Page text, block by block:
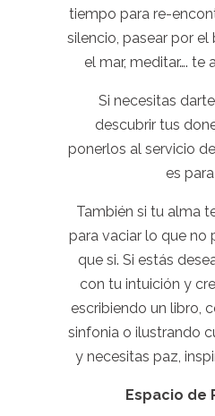
tiempo para re-
silencio, pasear por el
el mar, meditar…. te
Si necesitas
descubrir tus
ponerlos al servicio
es
También si tu alma
para vaciar lo que no
que si. Si estás
con tu intuición y
escribiendo un libro,
sinfonia o ilustrando
y necesitas paz,
Espacio de